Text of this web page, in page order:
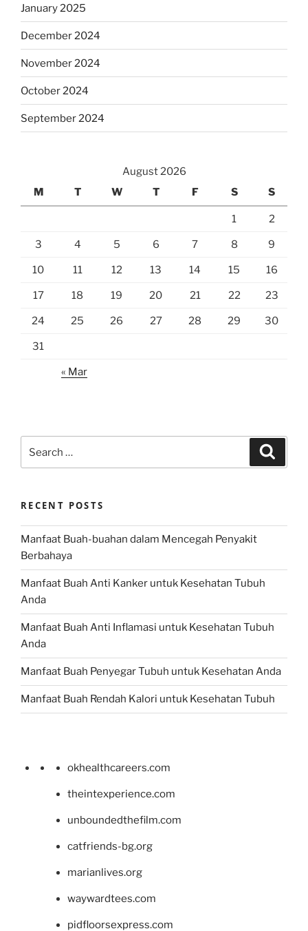
January 2025
December 2024
November 2024
October 2024
September 2024
August 2026
M
T W T F S S
1 2
3 4 5 6 7 8 9
10 11 12 13 14 15 16
17 18 19 20 21 22 23
24 25 26 27 28 29 30
31
« Mar
for:
RECENT POSTS
Manfaat Buah-buahan dalam Mencegah Penyakit
Berbahaya
Manfaat Buah Anti Kanker untuk Kesehatan Tubuh
Anda
Manfaat Buah Anti Inflamasi untuk Kesehatan Tubuh
Anda
Manfaat Buah Penyegar Tubuh untuk Kesehatan Anda
Manfaat Buah Rendah Kalori untuk Kesehatan Tubuh
okhealthcareers.com
theintexperience.com
unboundedthefilm.com
catfriends-bg.org
marianlives.org
waywardtees.com
pidfloorsexpress.com